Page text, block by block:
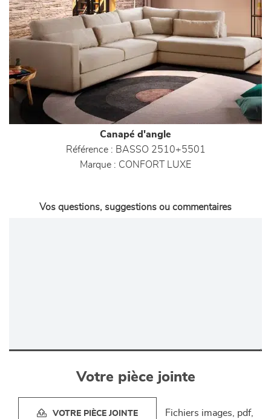
Canapé d'angle
Référence : BASSO 2510+5501
Marque : CONFORT LUXE
Vos questions, suggestions ou commentaires
Votre pièce jointe
VOTRE PIÈCE JOINTE Fichiers images, pdf,